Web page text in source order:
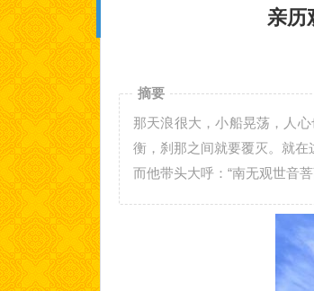
亲历
摘要
那天浪很大，小船晃荡，人
衡，刹那之间就要覆灭。就在
而他带头大呼：“南无观世音